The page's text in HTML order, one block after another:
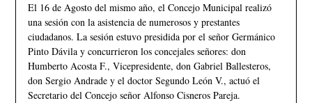
El 16 de Agosto del mismo año, el Concejo Municipal realizó
una sesión con la asistencia de numerosos y prestantes
ciudadanos. La sesión estuvo presidida por el señor Germánico
Pinto Dávila y concurrieron los concejales señores: don
Humberto Acosta F., Vicepresidente, don Gabriel Ballesteros,
don Sergio Andrade y el doctor Segundo León V., actuó el
Secretario del Concejo señor Alfonso Cisneros Pareja.